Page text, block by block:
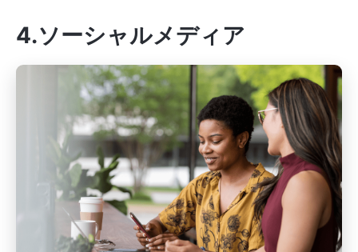
4.ソーシャルメディア